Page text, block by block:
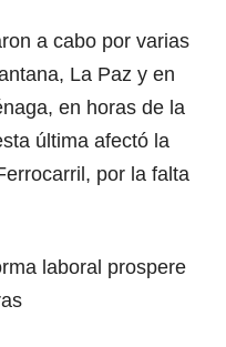
a cabo por varias
La Paz y en
en horas de la
última afectó la
por la falta
laboral prospere